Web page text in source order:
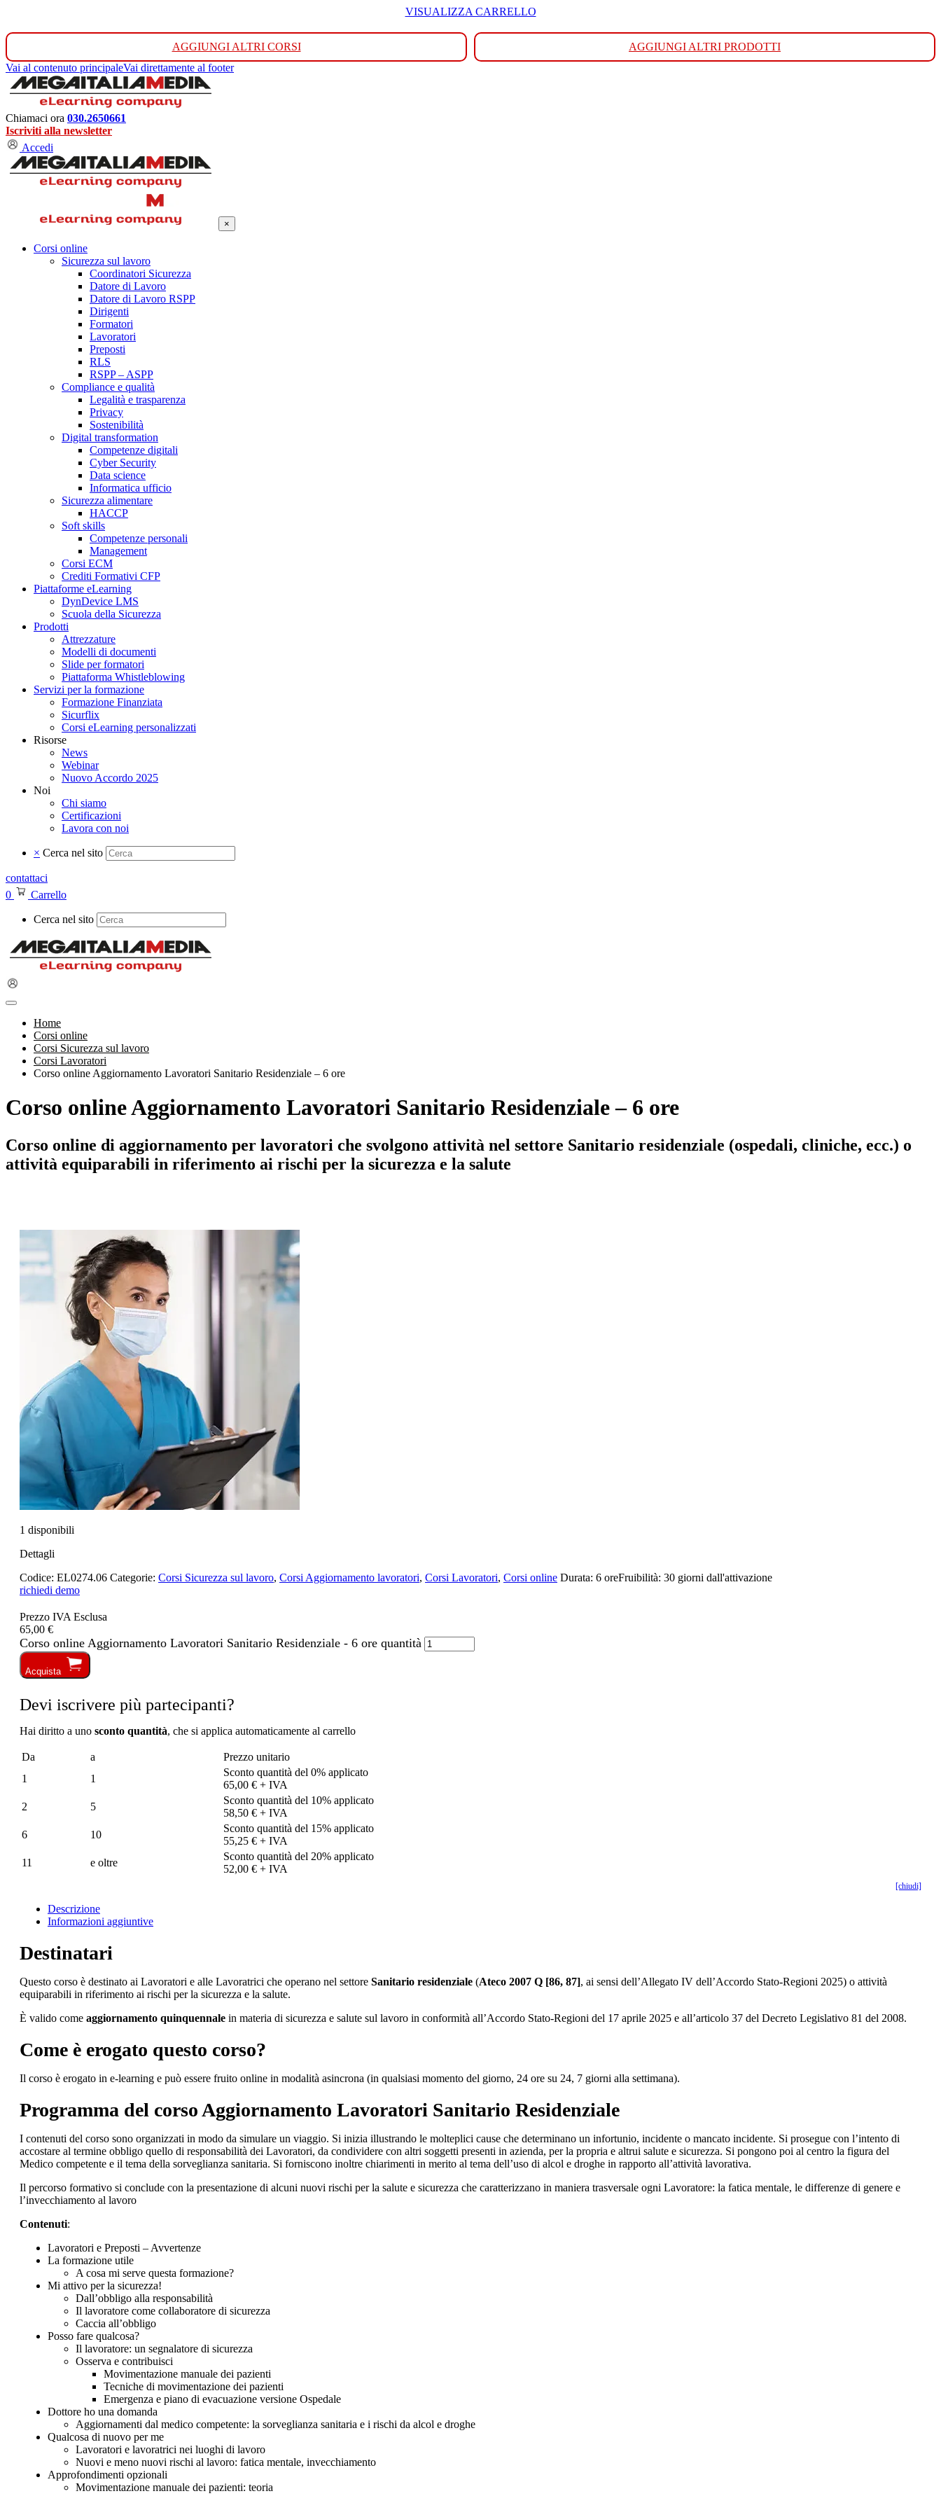
VISUALIZZA CARRELLO
AGGIUNGI ALTRI CORSI
AGGIUNGI ALTRI PRODOTTI
Vai al contenuto principaleVai direttamente al footer
Chiamaci ora 030.2650661
Iscriviti alla newsletter
Accedi
×
Corsi online
Sicurezza sul lavoro
Coordinatori Sicurezza
Datore di Lavoro
Datore di Lavoro RSPP
Dirigenti
Formatori
Lavoratori
Preposti
RLS
RSPP – ASPP
Compliance e qualità
Legalità e trasparenza
Privacy
Sostenibilità
Digital transformation
Competenze digitali
Cyber Security
Data science
Informatica ufficio
Sicurezza alimentare
HACCP
Soft skills
Competenze personali
Management
Corsi ECM
Crediti Formativi CFP
Piattaforme eLearning
DynDevice LMS
Scuola della Sicurezza
Prodotti
Attrezzature
Modelli di documenti
Slide per formatori
Piattaforma Whistleblowing
Servizi per la formazione
Formazione Finanziata
Sicurflix
Corsi eLearning personalizzati
Risorse
News
Webinar
Nuovo Accordo 2025
Noi
Chi siamo
Certificazioni
Lavora con noi
× Cerca nel sito
contattaci
0
Carrello
Cerca nel sito
Home
Corsi online
Corsi Sicurezza sul lavoro
Corsi Lavoratori
Corso online Aggiornamento Lavoratori Sanitario Residenziale – 6 ore
Corso online Aggiornamento Lavoratori Sanitario Residenziale – 6 ore
Corso online di aggiornamento per lavoratori che svolgono attività nel settore Sanitario residenziale (ospedali, cliniche, ecc.) o
attività equiparabili in riferimento ai rischi per la sicurezza e la salute
1 disponibili
Dettagli
Codice: EL0274.06 Categorie: Corsi Sicurezza sul lavoro, Corsi Aggiornamento lavoratori, Corsi Lavoratori, Corsi online Durata: 6 oreFruibilità: 30 giorni dall'attivazione
richiedi demo
Prezzo IVA Esclusa
65,00 €
Corso online Aggiornamento Lavoratori Sanitario Residenziale - 6 ore quantità
Acquista
Devi iscrivere più partecipanti?
Hai diritto a uno sconto quantità, che si applica automaticamente al carrello
Da a
Prezzo unitario
1
1
Sconto quantità del 0% applicato
65,00 € + IVA
2
5
Sconto quantità del 10% applicato
58,50 € + IVA
6
10
Sconto quantità del 15% applicato
55,25 € + IVA
11
e oltre
Sconto quantità del 20% applicato
52,00 € + IVA
[chiudi]
Descrizione
Informazioni aggiuntive
Destinatari
Questo corso è destinato ai Lavoratori e alle Lavoratrici che operano nel settore Sanitario residenziale (Ateco 2007 Q [86, 87], ai sensi dell’Allegato IV dell’Accordo Stato-Regioni 2025) o attività
equiparabili in riferimento ai rischi per la sicurezza e la salute.
È valido come aggiornamento quinquennale in materia di sicurezza e salute sul lavoro in conformità all’Accordo Stato-Regioni del 17 aprile 2025 e all’articolo 37 del Decreto Legislativo 81 del 2008.
Come è erogato questo corso?
Il corso è erogato in e-learning e può essere fruito online in modalità asincrona (in qualsiasi momento del giorno, 24 ore su 24, 7 giorni alla settimana).
Programma del corso Aggiornamento Lavoratori Sanitario Residenziale
I contenuti del corso sono organizzati in modo da simulare un viaggio. Si inizia illustrando le molteplici cause che determinano un infortunio, incidente o mancato incidente. Si prosegue con l’intento di
accostare al termine obbligo quello di responsabilità dei Lavoratori, da condividere con altri soggetti presenti in azienda, per la propria e altrui salute e sicurezza. Si pongono poi al centro la figura del
Medico competente e il tema della sorveglianza sanitaria. Si forniscono inoltre chiarimenti in merito al tema dell’uso di alcol e droghe in rapporto all’attività lavorativa.
Il percorso formativo si conclude con la presentazione di alcuni nuovi rischi per la salute e sicurezza che caratterizzano in maniera trasversale ogni Lavoratore: la fatica mentale, le differenze di genere e
l’invecchiamento al lavoro
Contenuti:
Lavoratori e Preposti – Avvertenze
La formazione utile
A cosa mi serve questa formazione?
Mi attivo per la sicurezza!
Dall’obbligo alla responsabilità
Il lavoratore come collaboratore di sicurezza
Caccia all’obbligo
Posso fare qualcosa?
Il lavoratore: un segnalatore di sicurezza
Osserva e contribuisci
Movimentazione manuale dei pazienti
Tecniche di movimentazione dei pazienti
Emergenza e piano di evacuazione versione Ospedale
Dottore ho una domanda
Aggiornamenti dal medico competente: la sorveglianza sanitaria e i rischi da alcol e droghe
Qualcosa di nuovo per me
Lavoratori e lavoratrici nei luoghi di lavoro
Nuovi e meno nuovi rischi al lavoro: fatica mentale, invecchiamento
Approfondimenti opzionali
Movimentazione manuale dei pazienti: teoria